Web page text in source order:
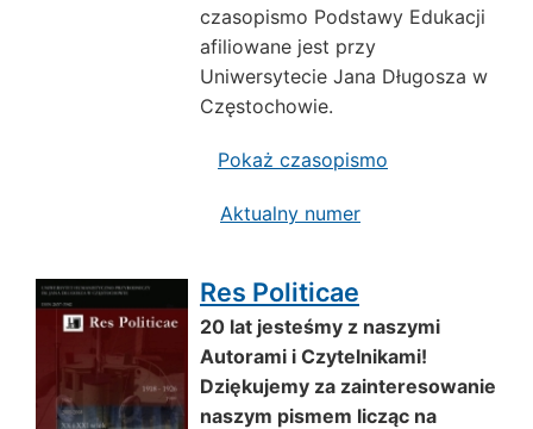
czasopismo Podstawy Edukacji
afiliowane jest przy
Uniwersytecie Jana Długosza w
Częstochowie.
Pokaż czasopismo
Aktualny numer
Res Politicae
20 lat jesteśmy z naszymi
Autorami i Czytelnikami!
Dziękujemy za zainteresowanie
naszym pismem licząc na